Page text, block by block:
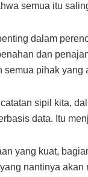
semua itu
dalam
dan
semua pihak
sipil kita,
data. Itu
yang kuat,
nantinya